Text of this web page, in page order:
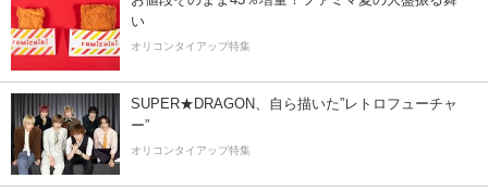
い
オリコンタイアップ特集
SUPER★DRAGON、自ら描いた”レトロフューチャ
ー”
オリコンタイアップ特集